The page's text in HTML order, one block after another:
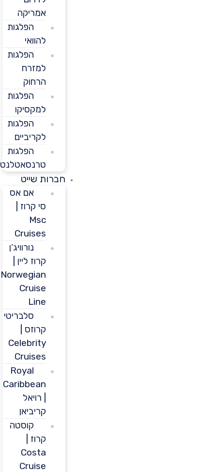
אמריקה
הפלגות
הפלגות
למזרח
הרחוק
הפלגות
למקסיקו
הפלגות
לקריביים
הפלגות
טרנסאטלנטיות
חברות שייט
אם אס
סי קרוז |
Cruises
נורוויג’ן
קרוז ליין |
Norwegian
Cruise
סלבריטי
קרוזס |
Celebrity
Cruises
Royal
Caribbean
קריביאן
קוסטה
Costa
Cruise